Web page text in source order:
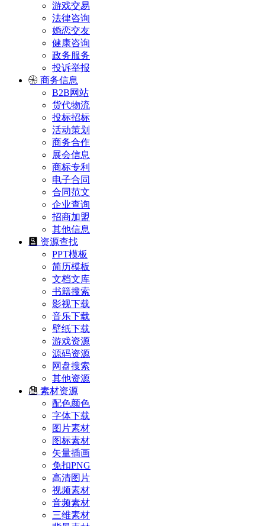
游戏交易
法律咨询
婚恋交友
健康咨询
政务服务
投诉举报
商务信息
B2B网站
货代物流
投标招标
活动策划
商务合作
展会信息
商标专利
电子合同
合同范文
企业查询
招商加盟
其他信息
资源查找
PPT模板
简历模板
文档文库
书籍搜索
影视下载
音乐下载
壁纸下载
游戏资源
源码资源
网盘搜索
其他资源
素材资源
配色颜色
字体下载
图片素材
图标素材
矢量插画
免扣PNG
高清图片
视频素材
音频素材
三维素材